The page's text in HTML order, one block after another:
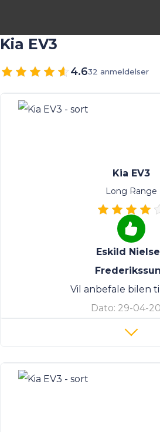
Kia EV3
4.632 anmeldelser
Kia EV3
Long Range
Eskild
Vil anbefale bilen
Dato: 29-04-